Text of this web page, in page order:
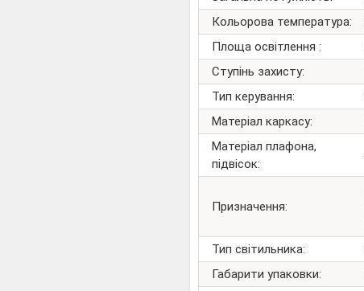
Кольорова температура:
Площа освітлення :
Ступінь захисту:
Тип керування:
Матеріал каркасу:
Матеріал плафона,
підвісок:
Призначення:
Тип світильника:
Габарити упаковки: